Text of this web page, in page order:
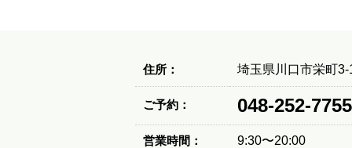
住所： 埼玉県川口市栄町3-
ご予約： 048-252-7755
営業時間： 9:30〜20:00